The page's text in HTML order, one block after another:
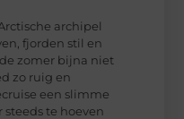
archipel
fjorden stil en
zomer bijna niet
zo ruig en
een slimme
te hoeven